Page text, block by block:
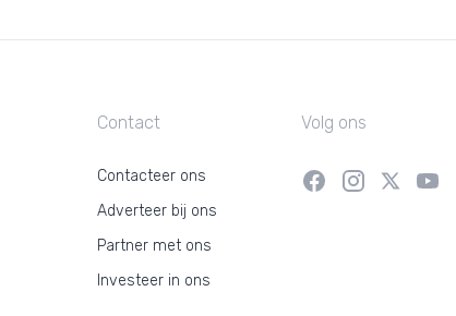
Contact
Contacteer ons
Adverteer bij ons
Partner met ons
Investeer in ons
Volg ons